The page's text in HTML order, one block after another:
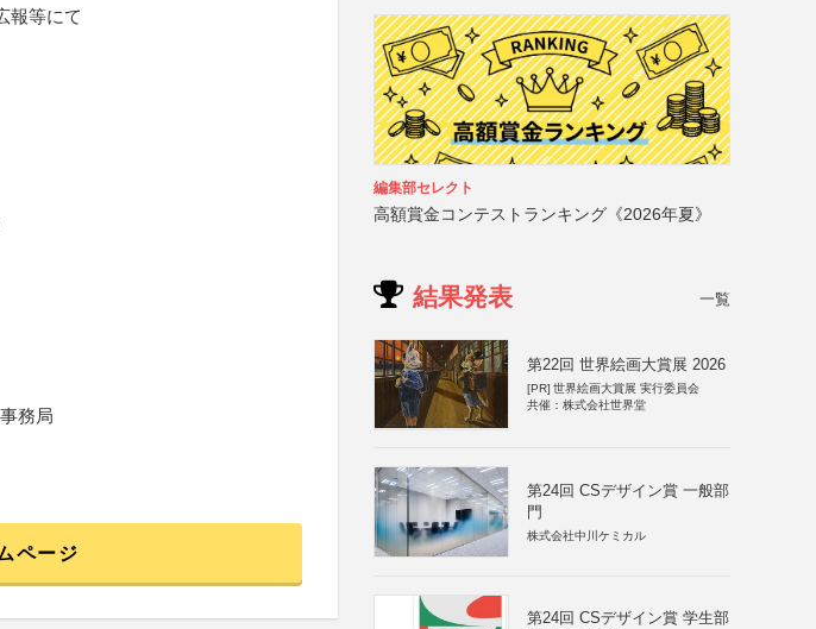
報等にて
務局
ページ
編集部セレクト
高額賞金コンテストランキング《2026年夏》
結果発表 一覧
第22回 世界絵画大賞展 2026
[PR] 世界絵画大賞展 実行委員会
共催：株式会社世界堂
第24回 CSデザイン賞 一般部
門
株式会社中川ケミカル
第24回 CSデザイン賞 学生部